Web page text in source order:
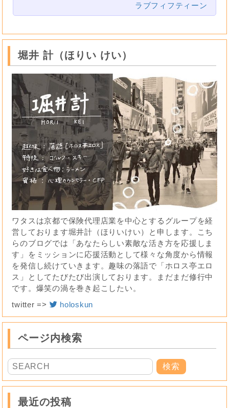
ラブフィフティーン
堀井 計（ほりい けい）
ワタスは京都で保険代理店業を中心とするグループを経
営しております堀井計（ほりいけい）と申します。こち
らのブログでは「あなたらしい素敵な活き方を応援しま
す」をミッションに応援活動として様々な角度から情報
を発信し続けていきます。趣味の落語で「ホロス亭エロ
ス」としてたびたび出演しております。まだまだ修行中
です。爆笑の渦を巻き起こしたい。
twitter =>
holoskun
ページ内検索
最近の投稿